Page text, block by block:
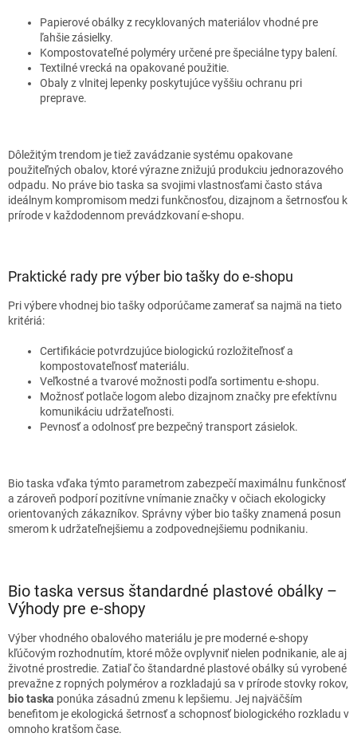
Papierové obálky z recyklovaných materiálov vhodné pre
ľahšie zásielky.
Kompostovateľné polyméry určené pre špeciálne typy balení.
Textilné vrecká na opakované použitie.
Obaly z vlnitej lepenky poskytujúce vyššiu ochranu pri
preprave.
Dôležitým trendom je tiež zavádzanie systému opakovane
použiteľných obalov, ktoré výrazne znižujú produkciu jednorazového
odpadu. No práve bio taska sa svojimi vlastnosťami často stáva
ideálnym kompromisom medzi funkčnosťou, dizajnom a šetrnosťou k
prírode v každodennom prevádzkovaní e-shopu.
Praktické rady pre výber bio tašky do e-shopu
Pri výbere vhodnej bio tašky odporúčame zamerať sa najmä na tieto
kritériá:
Certifikácie potvrdzujúce biologickú rozložiteľnosť a
kompostovateľnosť materiálu.
Veľkostné a tvarové možnosti podľa sortimentu e-shopu.
Možnosť potlače logom alebo dizajnom značky pre efektívnu
komunikáciu udržateľnosti.
Pevnosť a odolnosť pre bezpečný transport zásielok.
Bio taska vďaka týmto parametrom zabezpečí maximálnu funkčnosť
a zároveň podporí pozitívne vnímanie značky v očiach ekologicky
orientovaných zákazníkov. Správny výber bio tašky znamená posun
smerom k udržateľnejšiemu a zodpovednejšiemu podnikaniu.
Bio taska versus štandardné plastové obálky –
Výhody pre e-shopy
Výber vhodného obalového materiálu je pre moderné e-shopy
kľúčovým rozhodnutím, ktoré môže ovplyvniť nielen podnikanie, ale aj
životné prostredie. Zatiaľ čo štandardné plastové obálky sú vyrobené
prevažne z ropných polymérov a rozkladajú sa v prírode stovky rokov,
bio taska ponúka zásadnú zmenu k lepšiemu. Jej najväčším
benefitom je ekologická šetrnosť a schopnosť biologického rozkladu v
omnoho kratšom čase.